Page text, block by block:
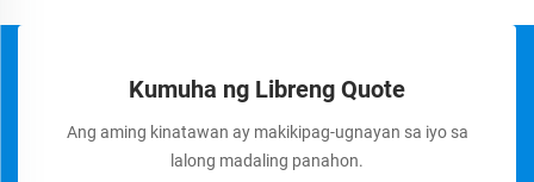
Kumuha ng Libreng Quote
Ang aming kinatawan ay makikipag-ugnayan sa iyo sa
lalong madaling panahon.